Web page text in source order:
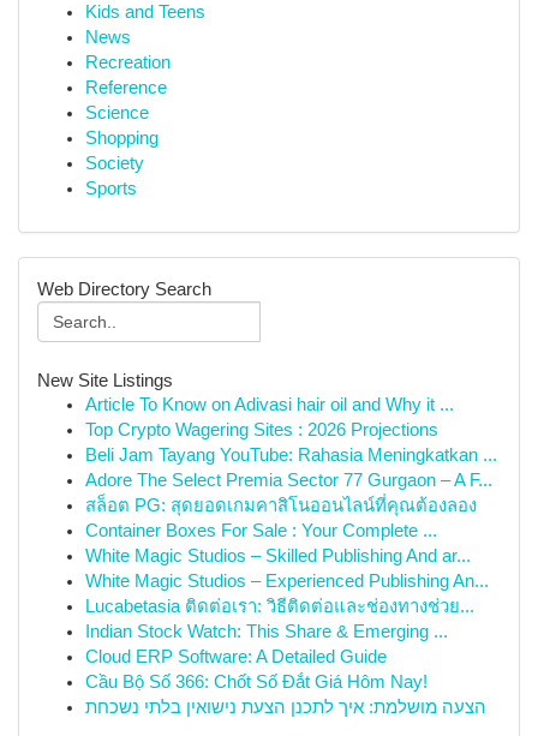
Kids and Teens
News
Recreation
Reference
Science
Shopping
Society
Sports
Web Directory Search
New Site Listings
Article To Know on Adivasi hair oil and Why it ...
Top Crypto Wagering Sites : 2026 Projections
Beli Jam Tayang YouTube: Rahasia Meningkatkan ...
Adore The Select Premia Sector 77 Gurgaon – A F...
สล็อต PG: สุดยอดเกมคาสิโนออนไลน์ที่คุณต้องลอง
Container Boxes For Sale : Your Complete ...
White Magic Studios – Skilled Publishing And ar...
White Magic Studios – Experienced Publishing An...
Lucabetasia ติดต่อเรา: วิธีติดต่อและช่องทางช่วย...
Indian Stock Watch: This Share & Emerging ...
Cloud ERP Software: A Detailed Guide
Cầu Bộ Số 366: Chốt Số Đắt Giá Hôm Nay!
הצעה מושלמת: איך לתכנן הצעת נישואין בלתי נשכחת